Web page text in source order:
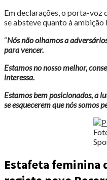
Em declarações, o porta-voz
se absteve quanto à ambição
“Nós não olhamos a
para vencer.
Estamos no nosso melhor,
interessa.
Estamos bem posicionados, a
se esquecerem que nós somos
Estafeta feminina